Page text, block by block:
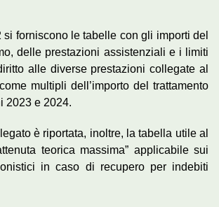
si forniscono le tabelle con gli importi del
delle prestazioni assistenziali e i limiti
alle diverse prestazioni collegate al
multipli dell’importo del trattamento
2023 e 2024.
è riportata, inoltre, la tabella utile al
teorica massima” applicabile sui
in caso di recupero per indebiti